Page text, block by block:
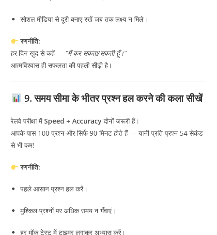
सोशल मीडिया से दूरी बनाए रखें जब तक लक्ष्य न मिले।
रणनीति:
हर दिन खुद से कहें — “मैं कर सकता/सकती हूँ।”
आत्मविश्वास ही सफलता की पहली सीढ़ी है।
9. समय सीमा के भीतर प्रश्न हल करने की कला सीखें
रेलवे परीक्षा मेंSpeed + Accuracy दोनों जरूरी हैं।
आपके पास 100 प्रश्न और सिर्फ 90 मिनट होते हैं — यानी प्रति प्रश्न 54 सेकंड
से भी कम!
रणनीति:
पहले आसान प्रश्न हल करें।
मुश्किल प्रश्नों पर अधिक समय न गँवाएं।
हर मॉक टेस्ट में टाइमर लगाकर अभ्यास करें।